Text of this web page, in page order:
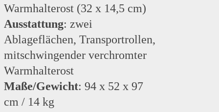
Warmhalterost (32 x 14,5 cm)
Ausstattung: zwei
Ablageflächen, Transportrollen,
mitschwingender verchromter
Warmhalterost
Maße/Gewicht: 94 x 52 x 97
cm / 14 kg